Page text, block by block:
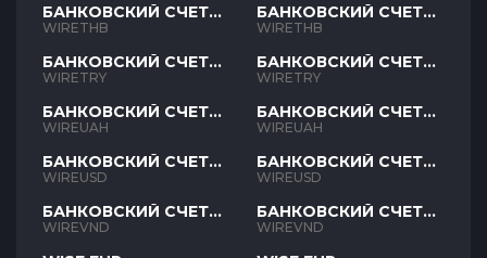
БАНКОВСКИЙ СЧЕТ
THB
WIRETHB
БАНКОВСКИЙ СЧЕТ
TRY
WIRETRY
БАНКОВСКИЙ СЧЕТ
UAH
WIREUAH
БАНКОВСКИЙ СЧЕТ
USD
WIREUSD
БАНКОВСКИЙ СЧЕТ
VND
WIREVND
БАНКОВСКИЙ СЧЕТ
THB
WIRETHB
БАНКОВСКИЙ СЧЕТ
TRY
WIRETRY
БАНКОВСКИЙ СЧЕТ
UAH
WIREUAH
БАНКОВСКИЙ СЧЕТ
USD
WIREUSD
БАНКОВСКИЙ СЧЕТ
VND
WIREVND